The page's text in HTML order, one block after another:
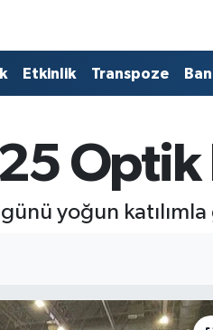
Etkinlik Transpoze
Optik
yoğun katılımla